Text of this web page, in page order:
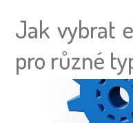
Jak vybrat
pro různé